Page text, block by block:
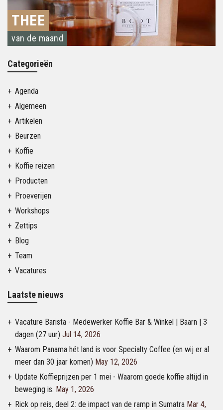
THEE
van de maand
Categorieën
Agenda
Algemeen
Artikelen
Beurzen
Koffie
Koffie reizen
Producten
Proeverijen
Workshops
Zettips
Blog
Team
Vacatures
Laatste nieuws
Vacature Barista - Medewerker Koffie Bar & Winkel | Baarn | 3
dagen (27 uur) Jul 14, 2026
Waarom Panama hét land is voor Specialty Coffee (en wij er al
meer dan 30 jaar komen) May 12, 2026
Update Koffieprijzen per 1 mei - Waarom goede koffie altijd in
beweging is. May 1, 2026
Rick op reis, deel 2: de impact van de ramp in Sumatra Mar 4,